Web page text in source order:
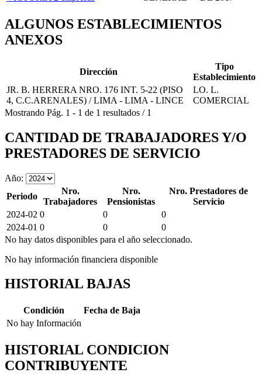
ALGUNOS ESTABLECIMIENTOS
ANEXOS
Dirección
Tipo
Establecimiento
JR. B. HERRERA NRO. 176 INT. 5-22 (PISO
4, C.C.ARENALES) / LIMA - LIMA - LINCE
LO. L.
COMERCIAL
Mostrando Pág. 1 - 1 de 1 resultados / 1
CANTIDAD DE TRABAJADORES Y/O
PRESTADORES DE SERVICIO
Año:
Periodo
Nro.
Trabajadores
Nro.
Pensionistas
Nro. Prestadores de
Servicio
2024-02 0 0
0
2024-01 0 0
0
No hay datos disponibles para el año seleccionado.
No hay información financiera disponible
HISTORIAL BAJAS
Condición
Fecha de Baja
No hay Información
HISTORIAL CONDICION
CONTRIBUYENTE